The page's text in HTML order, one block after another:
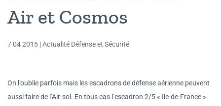
Air et Cosmos
7 04 2015 |Actualité Défense et Sécurité
On l’oublie parfois mais les escadrons de défense aérienne peuvent
aussi faire de l’Air-sol. En tous cas l’escadron 2/5 « Ile-de-France »